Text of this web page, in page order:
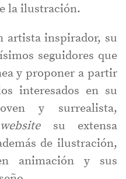
la ilustración.
artista inspirador, su
seguidores que
y proponer a partir
interesados en su
y surrealista,
websitesu extensa
de ilustración,
animación y sus